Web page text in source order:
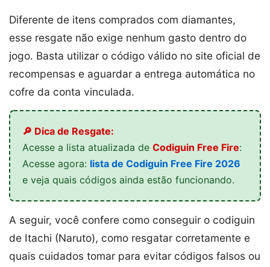
Diferente de itens comprados com diamantes,
esse resgate não exige nenhum gasto dentro do
jogo. Basta utilizar o código válido no site oficial de
recompensas e aguardar a entrega automática no
cofre da conta vinculada.
🔎 Dica de Resgate:
Acesse a lista atualizada de Codiguin Free Fire:
Acesse agora: lista de Codiguin Free Fire 2026
e veja quais códigos ainda estão funcionando.
A seguir, você confere como conseguir o codiguin
de Itachi (Naruto), como resgatar corretamente e
quais cuidados tomar para evitar códigos falsos ou